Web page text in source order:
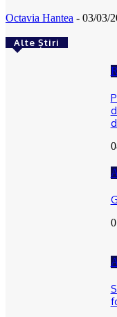
Octavia Hantea - 03/03/
Alte Știri